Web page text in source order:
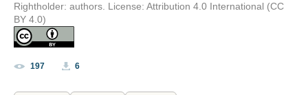
Rightholder: authors. License: Attribution 4.0 International (CC
BY 4.0)
197 6